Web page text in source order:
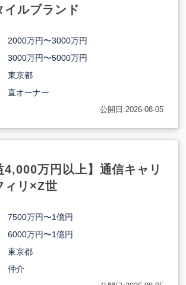
イルブランド
2000万円〜3000万円
3000万円〜5000万円
東京都
直オーナー
公開日:2026-08-05
4,000万円以上】通信キャリ
ィリ×Z世
7500万円〜1億円
6000万円〜1億円
東京都
仲介